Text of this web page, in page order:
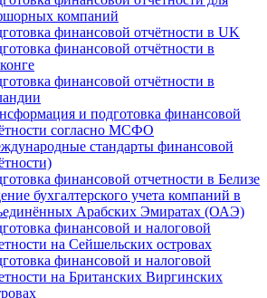
компаний
финансовой отчётности в UK
финансовой отчётности в
финансовой отчётности в
и подготовка финансовой
согласно МСФО
стандарты финансовой
финансовой отчетности в Белизе
бухгалтерского учета компаний в
Арабских Эмиратах (ОАЭ)
финансовой и налоговой
на Сейшельских островах
финансовой и налоговой
на Британских Виргинских